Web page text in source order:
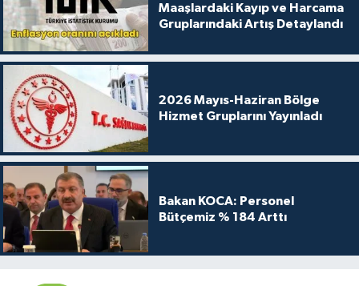
Maaşlardaki Kayıp ve Harcama
Gruplarındaki Artış Detaylandı
2026 Mayıs-Haziran Bölge
Hizmet Gruplarını Yayınladı
Bakan KOCA: Personel
Bütçemiz % 184 Arttı